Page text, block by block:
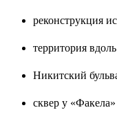
реконструкция
территория
Никитский
сквер у